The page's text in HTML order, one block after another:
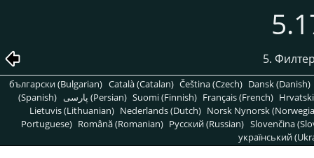
5.
български (Bulgarian) Català (Catalan) Čeština (Czech) Dansk (Danish)
(Spanish)
پارسی (Persian) Suomi (Finnish) Français (French)
Lietuvis (Lithuanian) Nederlands (Dutch) Norsk Nynorsk
Portuguese) Română (Romanian) Pусский (Russian) Slovenčina
український